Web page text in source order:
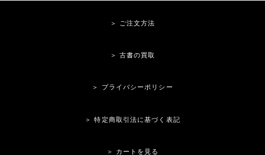
＞ ご注文方法
＞ 古書の買取
＞ プライバシーポリシー
＞ 特定商取引法に基づく表記
＞ カートを見る